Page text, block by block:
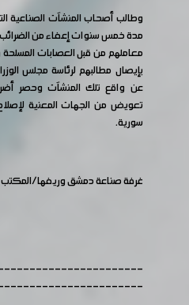
وطالب أصحاب المنشآت الصناعية
مدة خمس سنوات إعفاء من
معاملهم من قبل العصابات
بإيصال مطالبهم لرئاسة مجلس
عن واقع تلك المنشآت وحصر
تعويض من الجهات المعنية
سورية.
غرفة صناعة دمشق وريفها/المكتب